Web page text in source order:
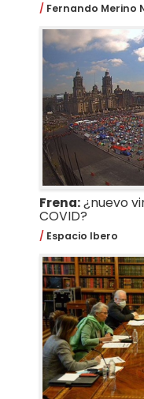
Fernando Merino
Frena:¿nuevo
COVID?
Espacio Ibero